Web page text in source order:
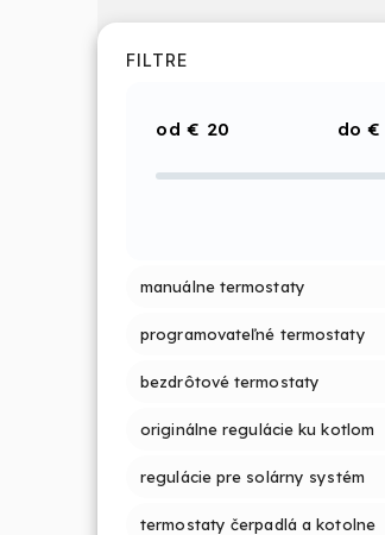
FILTRE
€ 20 €
manuálne termostaty
programovateľné termostaty
bezdrôtové termostaty
originálne regulácie ku kotlom
regulácie pre solárny systém
termostaty čerpadlá a kotolne